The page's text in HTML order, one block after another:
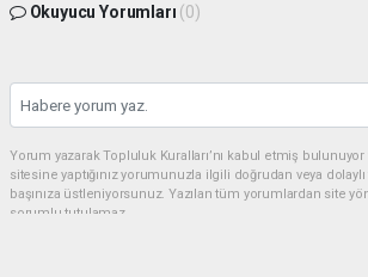
Okuyucu Yorumları (0)
Yorum yazarak Topluluk Kuralları’nı kabul etmiş
sitesine yaptığınız yorumunuzla ilgili doğrudan veya
başınıza üstleniyorsunuz. Yazılan tüm yorumlardan site
sorumlu tutulamaz.